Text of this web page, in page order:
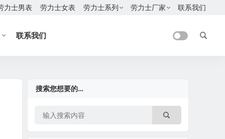
力士男表 劳力士女表 劳力士系列 劳力士厂家 联系我们
联系我们
搜索您想要的…